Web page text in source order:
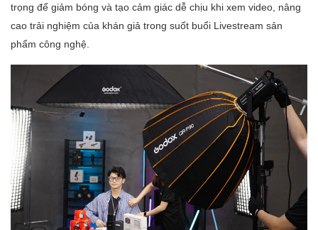
trọng để giảm bóng và tạo cảm giác dễ chịu khi xem video, nâng
cao trải nghiệm của khán giả trong suốt buổi Livestream sản
phẩm công nghệ.